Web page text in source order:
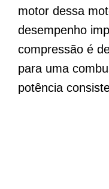
motor dessa
desempenho
compressão é
para uma
potência